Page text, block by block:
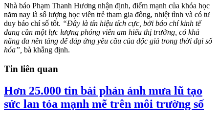
Nhà báo Phạm Thanh Hương nhận định, điểm mạnh của khóa học
năm nay là số lượng học viên trẻ tham gia đông, nhiệt tình và có tư
duy báo chí số tốt. “Đây là tín hiệu tích cực, bởi báo chí kinh tế
đang cần một lực lượng phóng viên am hiểu thị trường, có khả
năng đa nền tảng để đáp ứng yêu cầu của độc giả trong thời đại số
hóa”, bà khẳng định.
Tin liên quan
Hơn 25.000 tin bài phản ánh mưa lũ tạo
sức lan tỏa mạnh mẽ trên môi trường số